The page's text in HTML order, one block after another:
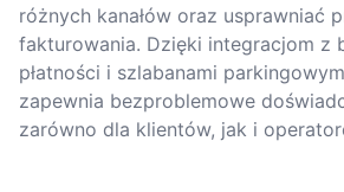
różnych kanałów oraz usprawniać
fakturowania. Dzięki integracjom z
płatności i szlabanami
zapewnia bezproblemowe
zarówno dla klientów, jak i